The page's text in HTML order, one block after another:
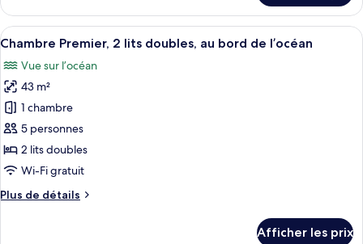
lits
doubles
Chambre
Premier,
2
doubles
Afficher
toutes
les
photos
pour
ce
type
de
chambre :
Chambre
Une chambre d’hôtel avec un grand
5
Chambre Premier, 2 lits doubles, au bord de l’océan
Vue sur l’océan
43 m²
1 chambre
5 personnes
2 lits doubles
Wi-Fi gratuit
Plus de détails
Plus
Afficher les prix